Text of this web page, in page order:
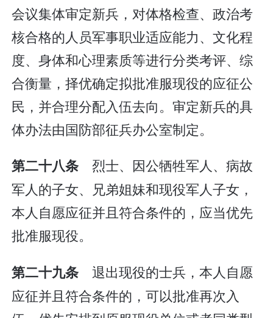
会议集体审定新兵，对体格检查、政治考
核合格的人员军事职业适应能力、文化程
度、身体和心理素质等进行分类考评、综
合衡量，择优确定拟批准服现役的应征公
民，并合理分配入伍去向。审定新兵的具
体办法由国防部征兵办公室制定。
第二十八条 烈士、因公牺牲军人、病故
军人的子女、兄弟姐妹和现役军人子女，
本人自愿应征并且符合条件的，应当优先
批准服现役。
第二十九条 退出现役的士兵，本人自愿
应征并且符合条件的，可以批准再次入